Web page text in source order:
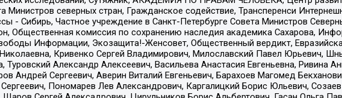
Министров северных стран, Гражданское содействие, Трансперенси
- Сибирь, Частное учреждение в Санкт-Петербурге Совета Министров
Общественная комиссия по сохранению наследия академика Сахарова,
Информации, Экозащита!-Женсовет, Общественный вердикт,
Кривенко Сергей Владимирович, Милославский Павел Юрьевич,
Александр Алексеевич, Васильева Анастасия Евгеньевна, Ривина
Андрей Сергеевич, Аверин Виталий Евгеньевич, Барахоев Магомед
Пономарев Лев Александрович, Каргалицкий Борис Юльевич, Созаев